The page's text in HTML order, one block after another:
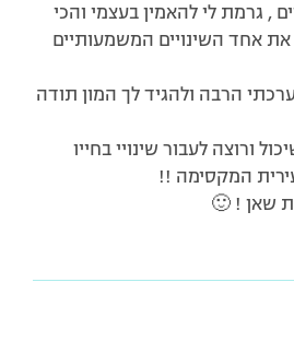
, גרמת לי להאמין בעצמי והכי
אחד השינויים המשמעותיים
הרבה ולהגיד לך המון תודה
ורוצה לעבור שינויי בחייו
המקסימה !!
שאן ! 🙂